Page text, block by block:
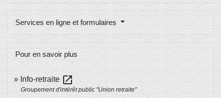
Services en ligne et formulaires
Pour en savoir plus
Info-retraite open_in_new
Groupement d'intérêt public "Union retraite"